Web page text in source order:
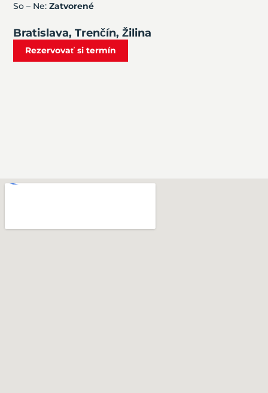
So – Ne:Zatvorené
Bratislava, Trenčín, Žilina
Rezervovať si termín